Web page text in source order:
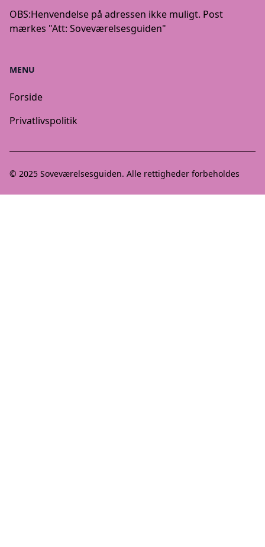
OBS:Henvendelse på adressen ikke muligt. Post
mærkes "Att: Soveværelsesguiden"
MENU
Forside
Privatlivspolitik
© 2025 Soveværelsesguiden. Alle rettigheder forbeholdes